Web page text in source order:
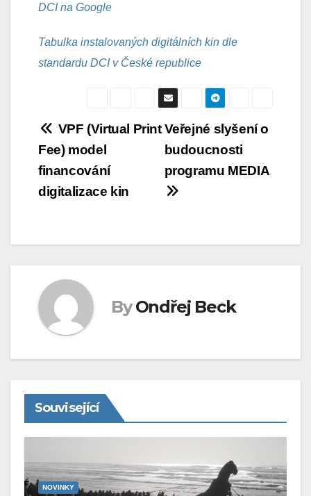
DCI na Google
Tabulka instalovaných digitálních kin dle
standardu DCI v České republice
Navigace
pro
příspěvek
Veřejné slyšení o
budoucnosti
programu MEDIA
VPF (Virtual Print
Fee) model
financování
digitalizace kin
By Ondřej Beck
Související
NOVINKY